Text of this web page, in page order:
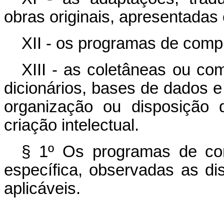
obras originais,
XII - os programas de
XIII - as coletâneas ou
dicionários, bases de dados
organização ou disposição
criação intelectual.
§ 1º Os programas de
específica, observadas as
aplicáveis.